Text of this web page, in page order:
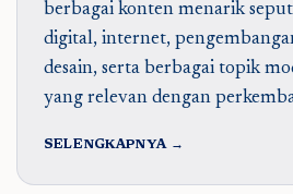
berbagai konten menarik
digital, internet,
desain, serta berbagai topik
yang relevan dengan
SELENGKAPNYA →